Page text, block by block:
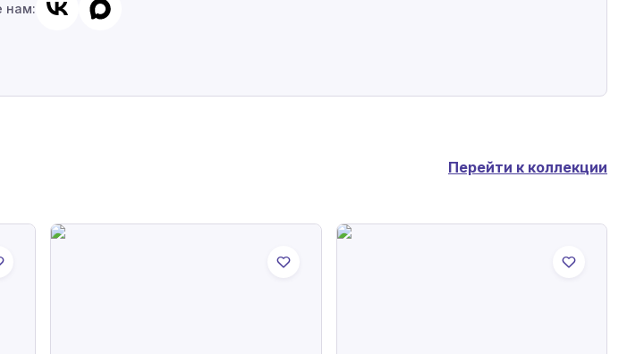
нам:
Перейти к коллекции